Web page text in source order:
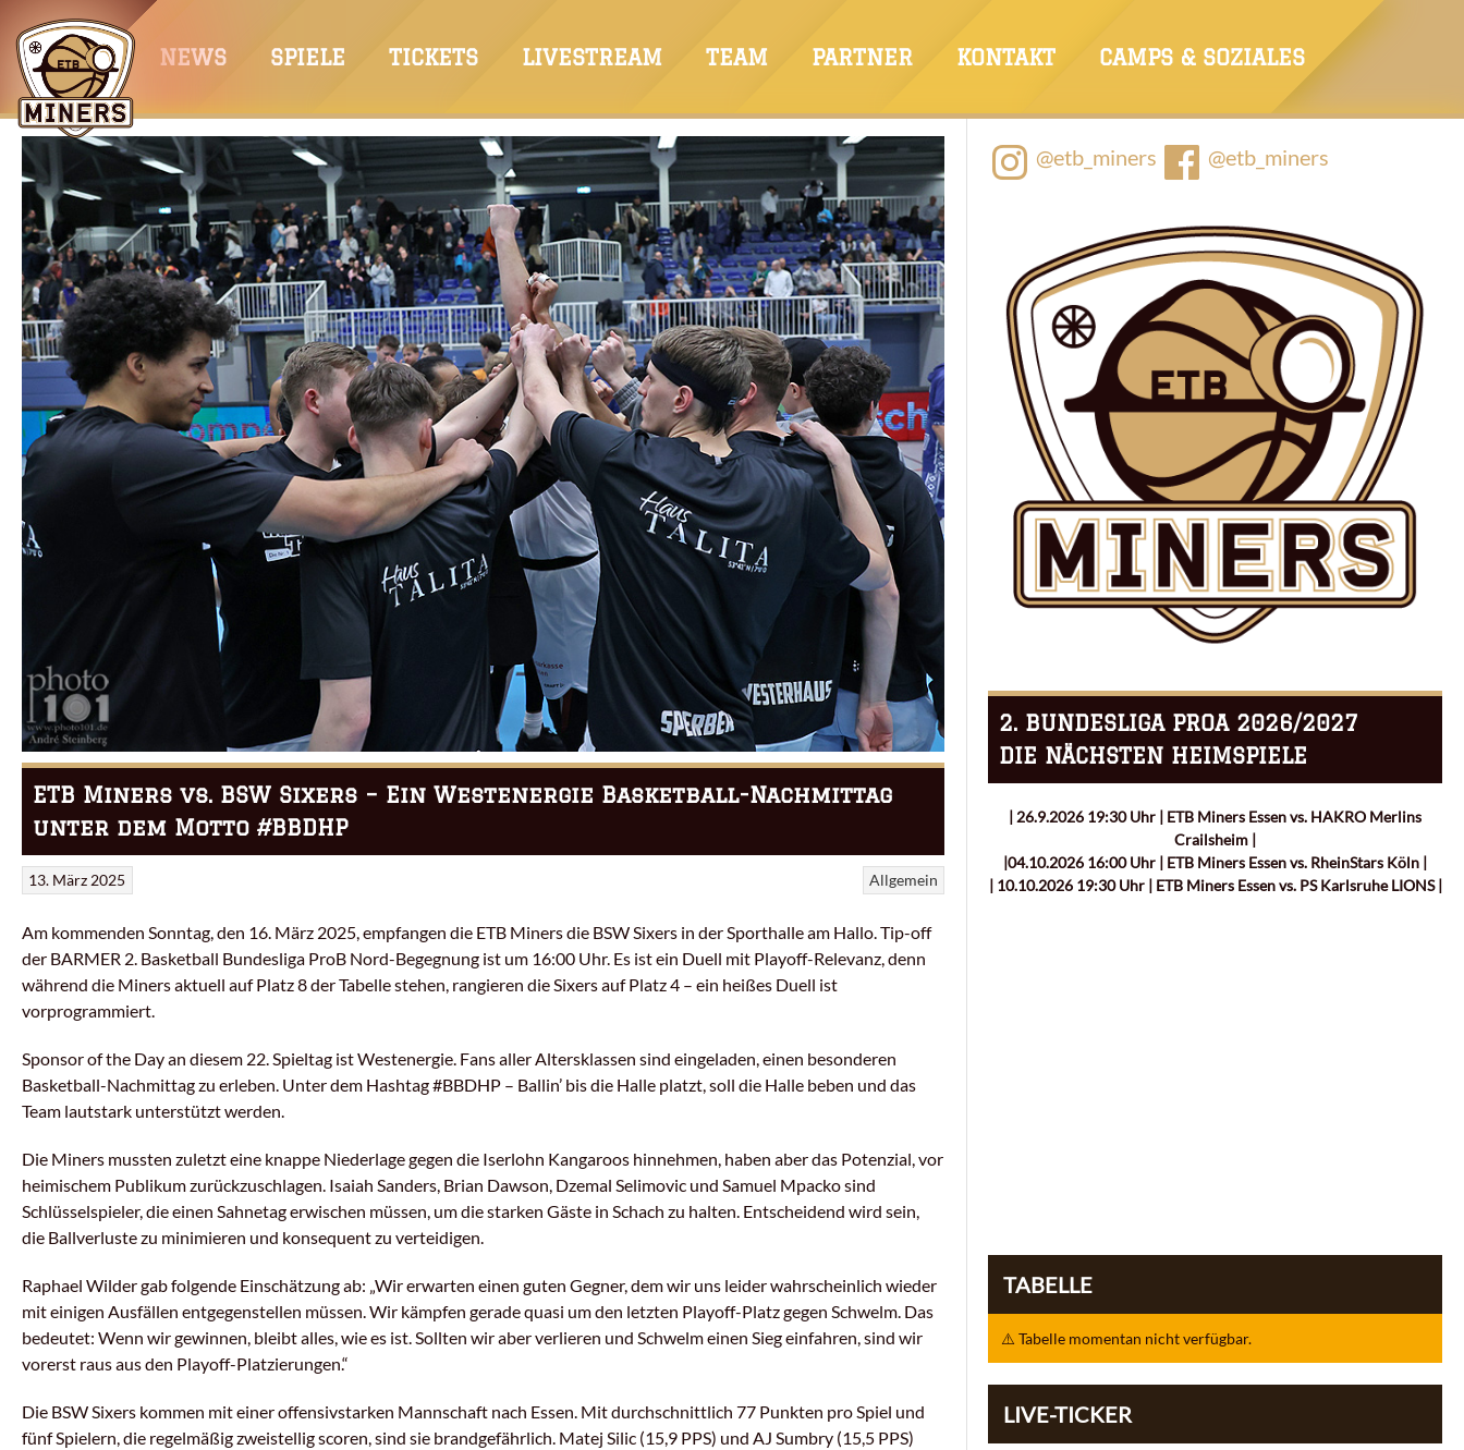
zum
Inhalt
NEWS SPIELE TICKETS LIVESTREAM TEAM PARTNER KONTAKT CAMPS & SOZIALES
ETB Miners vs. BSW Sixers – Ein Westenergie Basketball-Nachmittag
unter dem Motto #BBDHP
Allgemein
13. März 2025
Am kommenden Sonntag, den 16. März 2025, empfangen die ETB Miners die BSW Sixers in der Sporthalle am Hallo. Tip-off
der BARMER 2. Basketball Bundesliga ProB Nord-Begegnung ist um 16:00 Uhr. Es ist ein Duell mit Playoff-Relevanz, denn
während die Miners aktuell auf Platz 8 der Tabelle stehen, rangieren die Sixers auf Platz 4 – ein heißes Duell ist
vorprogrammiert.
Sponsor of the Day an diesem 22. Spieltag ist Westenergie. Fans aller Altersklassen sind eingeladen, einen besonderen
Basketball-Nachmittag zu erleben. Unter dem Hashtag #BBDHP – Ballin’ bis die Halle platzt, soll die Halle beben und das
Team lautstark unterstützt werden.
Die Miners mussten zuletzt eine knappe Niederlage gegen die Iserlohn Kangaroos hinnehmen, haben aber das Potenzial, vor
heimischem Publikum zurückzuschlagen. Isaiah Sanders, Brian Dawson, Dzemal Selimovic und Samuel Mpacko sind
Schlüsselspieler, die einen Sahnetag erwischen müssen, um die starken Gäste in Schach zu halten. Entscheidend wird sein,
die Ballverluste zu minimieren und konsequent zu verteidigen.
Raphael Wilder gab folgende Einschätzung ab: „Wir erwarten einen guten Gegner, dem wir uns leider wahrscheinlich wieder
mit einigen Ausfällen entgegenstellen müssen. Wir kämpfen gerade quasi um den letzten Playoff-Platz gegen Schwelm. Das
bedeutet: Wenn wir gewinnen, bleibt alles, wie es ist. Sollten wir aber verlieren und Schwelm einen Sieg einfahren, sind wir
vorerst raus aus den Playoff-Platzierungen.“
Die BSW Sixers kommen mit einer offensivstarken Mannschaft nach Essen. Mit durchschnittlich 77 Punkten pro Spiel und
fünf Spielern, die regelmäßig zweistellig scoren, sind sie brandgefährlich. Matej Silic (15,9 PPS) und AJ Sumbry (15,5 PPS)
@etb_miners @etb_miners
2. BUNDESLIGA PROA 2026/2027
DIE NÄCHSTEN HEIMSPIELE
| 26.9.2026 19:30 Uhr | ETB Miners Essen vs. HAKRO Merlins
Crailsheim |
|04.10.2026 16:00 Uhr | ETB Miners Essen vs. RheinStars Köln |
| 10.10.2026 19:30 Uhr | ETB Miners Essen vs. PS Karlsruhe LIONS |
TABELLE
⚠️ Tabelle momentan nicht verfügbar.
LIVE-TICKER